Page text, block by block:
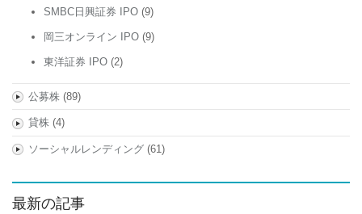
SMBC日興証券 IPO (9)
岡三オンライン IPO (9)
東洋証券 IPO (2)
公募株(89)
貸株(4)
ソーシャルレンディング(61)
最新の記事